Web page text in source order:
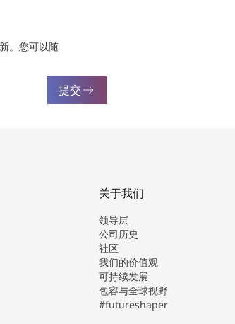
。您可以随
提交
关于我们
领导层
公司历史
社区
我们的价值观
可持续发展
包容与全球视野
#futureshaper